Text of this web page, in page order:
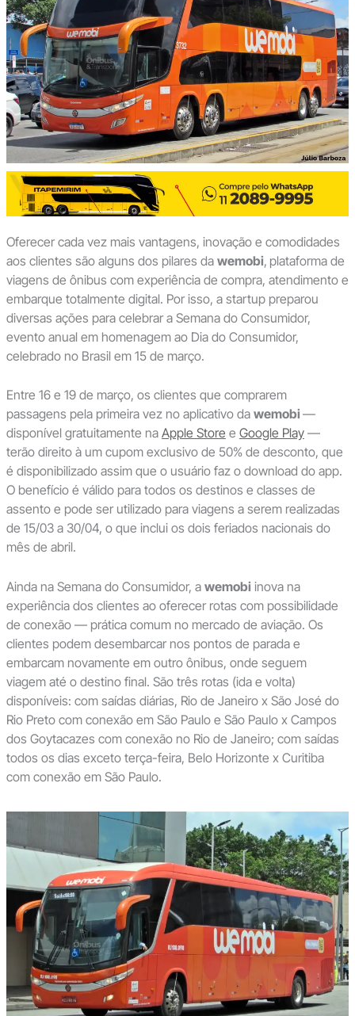
Oferecer cada vez mais vantagens, inovação e comodidades
aos clientes são alguns dos pilares da wemobi, plataforma de
viagens de ônibus com experiência de compra, atendimento e
embarque totalmente digital. Por isso, a startup preparou
diversas ações para celebrar a Semana do Consumidor,
evento anual em homenagem ao Dia do Consumidor,
celebrado no Brasil em 15 de março.
Entre 16 e 19 de março, os clientes que comprarem
passagens pela primeira vez no aplicativo da wemobi —
disponível gratuitamente na Apple Store e Google Play—
terão direito à um cupom exclusivo de 50% de desconto, que
é disponibilizado assim que o usuário faz o download do app.
O benefício é válido para todos os destinos e classes de
assento e pode ser utilizado para viagens a serem realizadas
de 15/03 a 30/04, o que inclui os dois feriados nacionais do
mês de abril.
Ainda na Semana do Consumidor, a wemobi inova na
experiência dos clientes ao oferecer rotas com possibilidade
de conexão — prática comum no mercado de aviação. Os
clientes podem desembarcar nos pontos de parada e
embarcam novamente em outro ônibus, onde seguem
viagem até o destino final. São três rotas (ida e volta)
disponíveis: com saídas diárias, Rio de Janeiro x São José do
Rio Preto com conexão em São Paulo e São Paulo x Campos
dos Goytacazes com conexão no Rio de Janeiro; com saídas
todos os dias exceto terça-feira, Belo Horizonte x Curitiba
com conexão em São Paulo.